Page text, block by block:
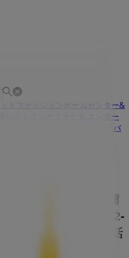
ト
ホームセンター&
カラオケ & エンター
車&モーターバ
県仙台市宮城野区榴
台市宮城野区榴岡2-
シと営業時間、電話